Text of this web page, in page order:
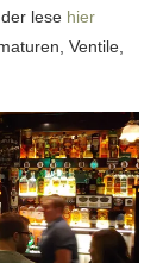
lese hier
Ventile,